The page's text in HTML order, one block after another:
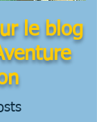
le blog